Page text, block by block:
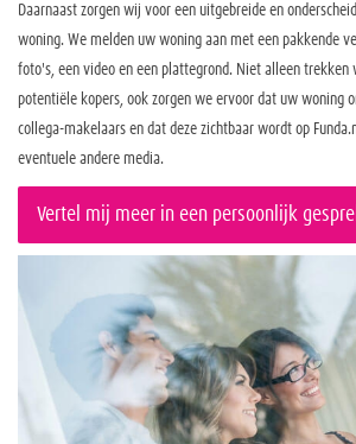
Daarnaast zorgen wij voor een uitgebreide en
woning. We melden uw woning aan met een pakkende
foto's, een video en een plattegrond. Niet alleen trekken
potentiële kopers, ook zorgen we ervoor dat uw woning
collega-makelaars en dat deze zichtbaar wordt op
eventuele andere media.
Vertel mij meer in een persoonlijk